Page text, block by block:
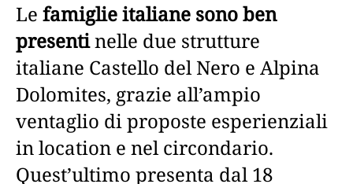
Le famiglie italiane sono ben
presentinelle due strutture
italiane Castello del Nero e Alpina
Dolomites, grazie all’ampio
ventaglio di proposte esperienziali
in location e nel circondario.
Quest’ultimo presenta dal 18